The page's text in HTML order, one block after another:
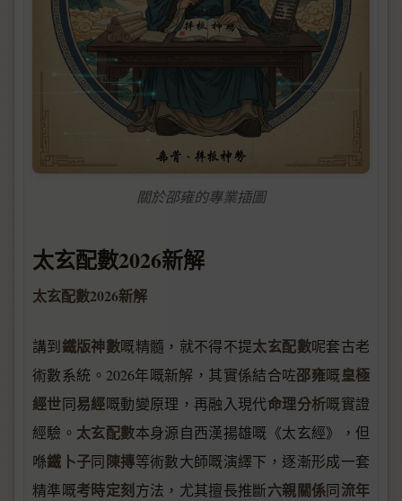
關於邵雍的專業插圖
太玄配數2026新解
太玄配數2026新解
講到鐵版神數嘅精髓，就不得不提太玄配數呢套古老
術數系統。2026年嘅新解，其實係結合咗邵雍嘅皇極
經世同易經嘅動變原理，再融入現代命理分析嘅實證
經驗。 太玄配數本身源自西漢揚雄嘅《太玄經》，但
喺鐵卜子同陳摶等術數大師嘅演繹下，逐漸形成一套
精準嘅考時定刻方法，尤其擅長推斷六親關係同流年